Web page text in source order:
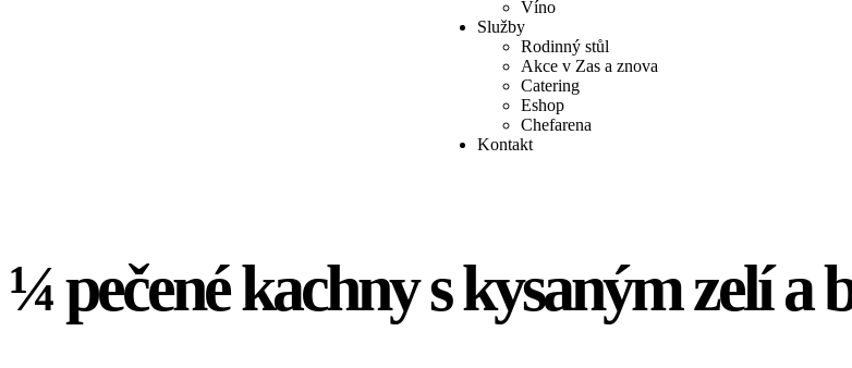
Víno
Služby
Rodinný stůl
Akce v Zas a znova
Catering
Eshop
Chefarena
Kontakt
¼ pečené kachny s kysaným zelí